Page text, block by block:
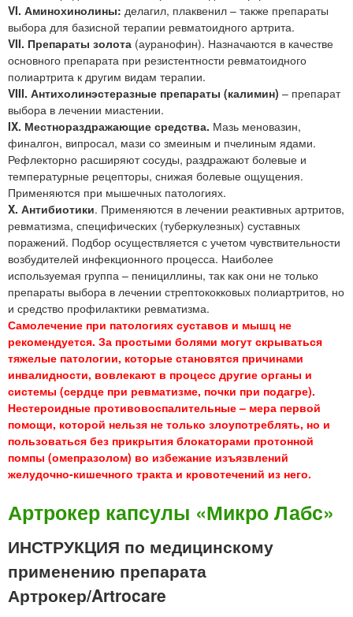
VI. Аминохинолины: делагил, плаквенил – также препараты
выбора для базисной терапии ревматоидного артрита.
VII. Препараты золота (ауранофин). Назначаются в качестве
основного препарата при резистентности ревматоидного
полиартрита к другим видам терапии.
VIII. Антихолинэстеразные препараты (калимин) – препарат
выбора в лечении миастении.
IX. Местнораздражающие средства. Мазь меновазин,
финалгон, випросал, мази со змеиным и пчелиным ядами.
Рефлекторно расширяют сосуды, раздражают болевые и
температурные рецепторы, снижая болевые ощущения.
Применяются при мышечных патологиях.
X. Антибиотики. Применяются в лечении реактивных артритов,
ревматизма, специфических (туберкулезных) суставных
поражений. Подбор осуществляется с учетом чувствительности
возбудителей инфекционного процесса. Наиболее
используемая группа – пенициллины, так как они не только
препараты выбора в лечении стрептококковых полиартритов, но
и средство профилактики ревматизма.
Самолечение при патологиях суставов и мышц не
рекомендуется. За простыми болями могут скрываться
тяжелые патологии, которые становятся причинами
инвалидности, вовлекают в процесс другие органы и
системы (сердце при ревматизме, почки при подагре).
Нестероидные противовоспалительные – мера первой
помощи, которой нельзя не только злоупотреблять, но и
пользоваться без прикрытия блокаторами протонной
помпы (омепразолом) во избежание изъязвлений
желудочно-кишечного тракта и кровотечений из него.
Артрокер капсулы «Микро Лабс»
ИНСТРУКЦИЯ по медицинскому
применению препарата
Артрокер/Artrocare